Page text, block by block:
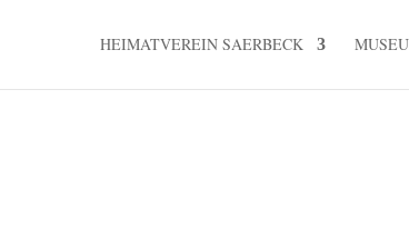
HEIMATVEREIN SAERBECK